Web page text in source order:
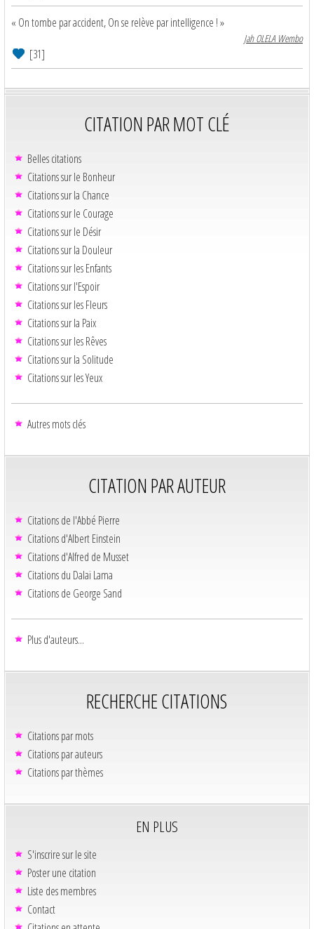
« On tombe par accident, On se relève par intelligence ! »
Jah OLELA Wembo
[31]
CITATION PAR MOT CLÉ
Belles citations
Citations sur le Bonheur
Citations sur la Chance
Citations sur le Courage
Citations sur le Désir
Citations sur la Douleur
Citations sur les Enfants
Citations sur l'Espoir
Citations sur les Fleurs
Citations sur la Paix
Citations sur les Rêves
Citations sur la Solitude
Citations sur les Yeux
Autres mots clés
CITATION PAR AUTEUR
Citations de l'Abbé Pierre
Citations d'Albert Einstein
Citations d'Alfred de Musset
Citations du Dalaï Lama
Citations de George Sand
Plus d'auteurs...
RECHERCHE CITATIONS
Citations par mots
Citations par auteurs
Citations par thèmes
EN PLUS
S'inscrire sur le site
Poster une citation
Liste des membres
Contact